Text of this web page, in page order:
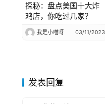
探秘：盘点美国十大炸
鸡店，你吃过几家？
我是小喵呀 03/11/2023
发表回复